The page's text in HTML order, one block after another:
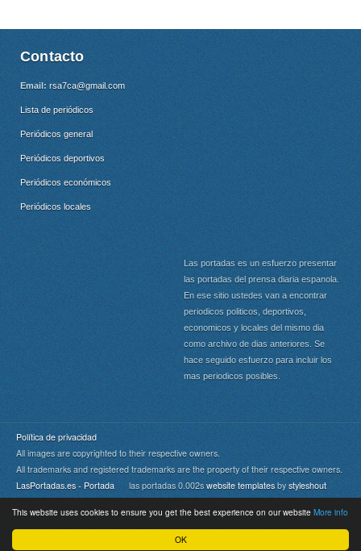
OK
This website uses cookies to ensure you get the best experience on our website More info
Contacto
Email: rsa7ca@gmail.com
Lista de periódicos
Periódicos general
Periódicos deportivos
Periódicos económicos
Periódicos locales
Las portadas es un esfuerzo presentar
las portadas del prensa diaria espanola.
En ese sitio ustedes van a encontrar
periodicos politicos, deportivos,
economicos y locales del mismo dia
como archivo de dias anteriores. Se
hace seguido esfuerzo para incluir los
mas periodicos posibles.
Política de privacidad
All images are copyrighted to their respective owners.
All trademarks and registered trademarks are the property of their respective owners.
LasPortadas.es - Portada las portadas 0.002s website templates by styleshout